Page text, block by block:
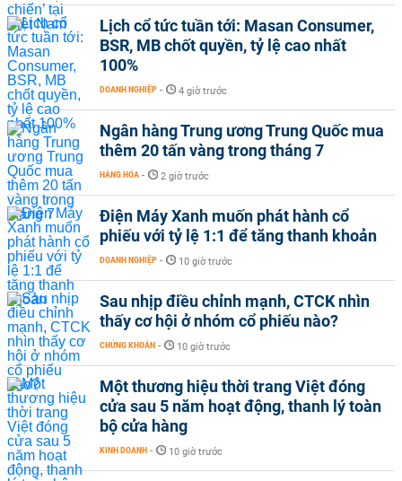
Lịch cổ tức tuần tới: Masan Consumer,
BSR, MB chốt quyền, tỷ lệ cao nhất
100%
DOANH NGHIỆP - 4 giờ trước
Ngân hàng Trung ương Trung Quốc mua
thêm 20 tấn vàng trong tháng 7
HÀNG HÓA - 2 giờ trước
Điện Máy Xanh muốn phát hành cổ
phiếu với tỷ lệ 1:1 để tăng thanh khoản
DOANH NGHIỆP - 10 giờ trước
Sau nhịp điều chỉnh mạnh, CTCK nhìn
thấy cơ hội ở nhóm cổ phiếu nào?
CHỨNG KHOÁN - 10 giờ trước
Một thương hiệu thời trang Việt đóng
cửa sau 5 năm hoạt động, thanh lý toàn
bộ cửa hàng
KINH DOANH - 10 giờ trước